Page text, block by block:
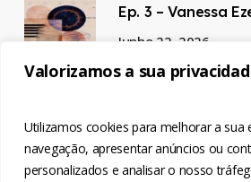
Valorizamos a sua
Utilizamos cookies para melhorar a sua
navegação, apresentar anúncios ou
personalizados e analisar o nosso
Ep. 3 – Vanessa
Junho 22, 2026
Junho 22, 2026